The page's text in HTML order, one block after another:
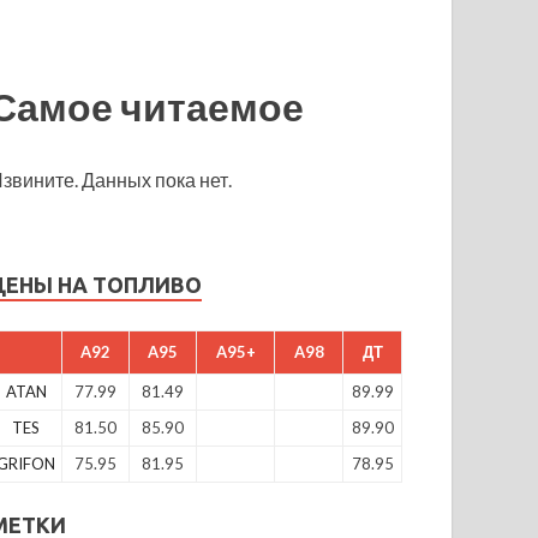
читаемое
Данных пока нет.
НА ТОПЛИВО
A92 A95 A95+ A98 ДТ
ATAN 77.99 81.49
89.99
TES
81.50 85.90
89.90
75.95 81.95 78.95